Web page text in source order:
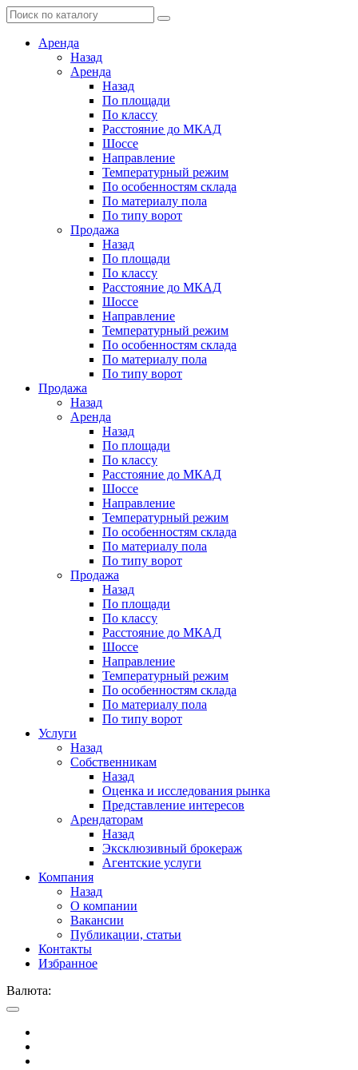
Аренда
Назад
Аренда
Назад
По площади
По классу
Расстояние до МКАД
Шоссе
Направление
Температурный режим
По особенностям склада
По материалу пола
По типу ворот
Продажа
Назад
По площади
По классу
Расстояние до МКАД
Шоссе
Направление
Температурный режим
По особенностям склада
По материалу пола
По типу ворот
Продажа
Назад
Аренда
Назад
По площади
По классу
Расстояние до МКАД
Шоссе
Направление
Температурный режим
По особенностям склада
По материалу пола
По типу ворот
Продажа
Назад
По площади
По классу
Расстояние до МКАД
Шоссе
Направление
Температурный режим
По особенностям склада
По материалу пола
По типу ворот
Услуги
Назад
Собственникам
Назад
Оценка и исследования рынка
Представление интересов
Арендаторам
Назад
Эксклюзивный брокераж
Агентские услуги
Компания
Назад
О компании
Вакансии
Публикации, статьи
Контакты
Избранное
Валюта: